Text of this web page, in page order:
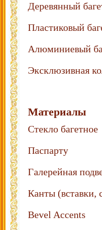
Деревянный
Пластиковый
Алюминиевый
Эксклюзивная
Материалы
Стекло багетное
Паспарту
Галерейная
Канты (вставки,
Bevel Accents